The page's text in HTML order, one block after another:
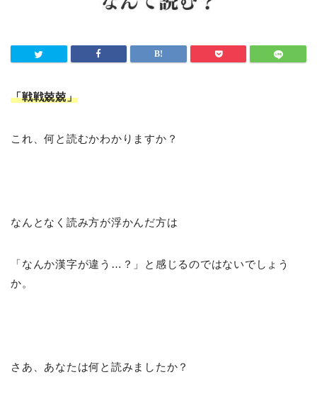
「戦戦兢兢」
これ、何と読むかわかりますか？
なんとなく読み方が浮かんだ方は
「なんか漢字が違う…？」と感じるのではないでしょう
か。
さあ、あなたは何と読みましたか？